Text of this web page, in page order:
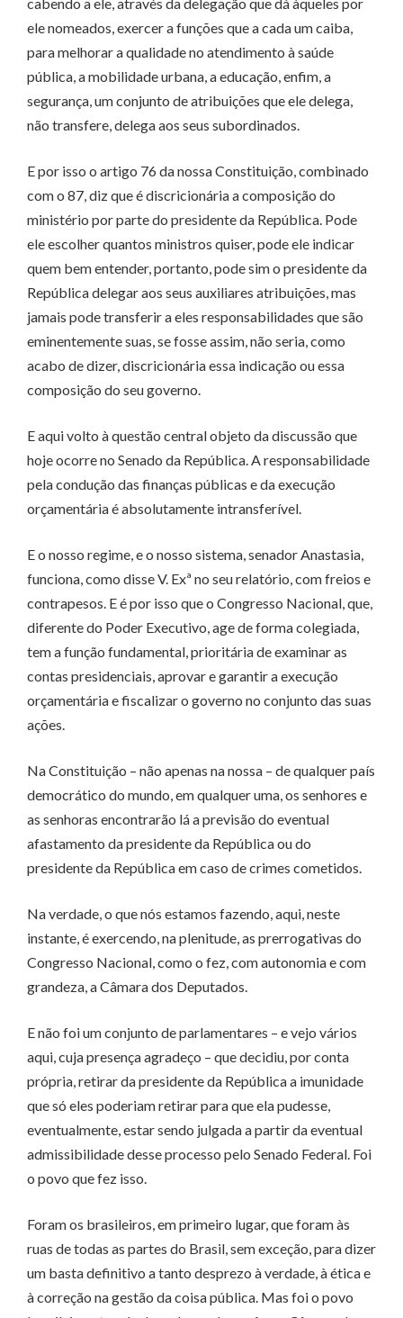
ele nomeados, exercer a funções que a cada um caiba,
para melhorar a qualidade no atendimento à saúde
pública, a mobilidade urbana, a educação, enfim, a
segurança, um conjunto de atribuições que ele delega,
não transfere, delega aos seus subordinados.
E por isso o artigo 76 da nossa Constituição, combinado
com o 87, diz que é discricionária a composição do
ministério por parte do presidente da República. Pode
ele escolher quantos ministros quiser, pode ele indicar
quem bem entender, portanto, pode sim o presidente da
República delegar aos seus auxiliares atribuições, mas
jamais pode transferir a eles responsabilidades que são
eminentemente suas, se fosse assim, não seria, como
acabo de dizer, discricionária essa indicação ou essa
composição do seu governo.
E aqui volto à questão central objeto da discussão que
hoje ocorre no Senado da República. A responsabilidade
pela condução das finanças públicas e da execução
orçamentária é absolutamente intransferível.
E o nosso regime, e o nosso sistema, senador Anastasia,
funciona, como disse V. Exª no seu relatório, com freios e
contrapesos. E é por isso que o Congresso Nacional, que,
diferente do Poder Executivo, age de forma colegiada,
tem a função fundamental, prioritária de examinar as
contas presidenciais, aprovar e garantir a execução
orçamentária e fiscalizar o governo no conjunto das suas
ações.
Na Constituição – não apenas na nossa – de qualquer país
democrático do mundo, em qualquer uma, os senhores e
as senhoras encontrarão lá a previsão do eventual
afastamento da presidente da República ou do
presidente da República em caso de crimes cometidos.
Na verdade, o que nós estamos fazendo, aqui, neste
instante, é exercendo, na plenitude, as prerrogativas do
Congresso Nacional, como o fez, com autonomia e com
grandeza, a Câmara dos Deputados.
E não foi um conjunto de parlamentares – e vejo vários
aqui, cuja presença agradeço – que decidiu, por conta
própria, retirar da presidente da República a imunidade
que só eles poderiam retirar para que ela pudesse,
eventualmente, estar sendo julgada a partir da eventual
admissibilidade desse processo pelo Senado Federal. Foi
o povo que fez isso.
Foram os brasileiros, em primeiro lugar, que foram às
ruas de todas as partes do Brasil, sem exceção, para dizer
um basta definitivo a tanto desprezo à verdade, à ética e
à correção na gestão da coisa pública. Mas foi o povo